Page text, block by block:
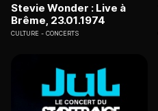
Stevie Wonder : Live à
Brême, 23.01.1974
CULTURE CONCERTS